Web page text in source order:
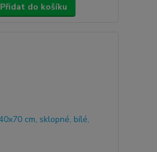
Přidat do košíku